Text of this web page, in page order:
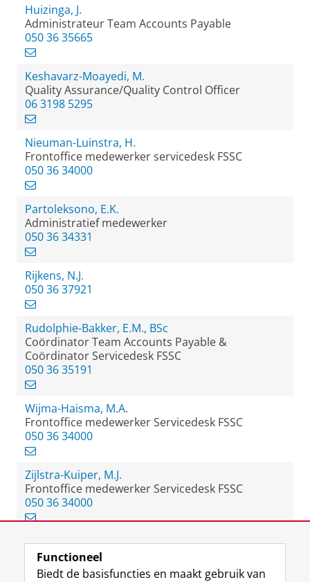
Huizinga, J.
Administrateur Team Accounts Payable
050 36 35665
Keshavarz-Moayedi, M.
Quality Assurance/Quality Control Officer
06 3198 5295
Nieuman-Luinstra, H.
Frontoffice medewerker servicedesk FSSC
050 36 34000
Partoleksono, E.K.
Administratief medewerker
050 36 34331
Rijkens, N.J.
050 36 37921
Rudolphie-Bakker, E.M., BSc
Coördinator Team Accounts Payable &
Coördinator Servicedesk FSSC
050 36 35191
Wijma-Haisma, M.A.
Frontoffice medewerker Servicedesk FSSC
050 36 34000
Zijlstra-Kuiper, M.J.
Frontoffice medewerker Servicedesk FSSC
050 36 34000
View this page in:English
Functioneel
Biedt de basisfuncties en maakt gebruik van